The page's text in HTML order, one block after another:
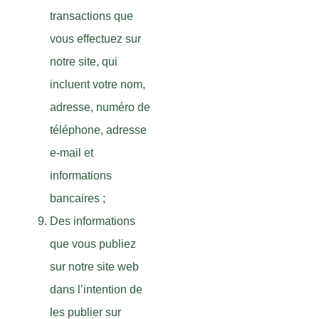
transactions que
vous effectuez sur
notre site, qui
incluent votre nom,
adresse, numéro de
téléphone, adresse
e-mail et
informations
bancaires ;
Des informations
que vous publiez
sur notre site web
dans l’intention de
les publier sur